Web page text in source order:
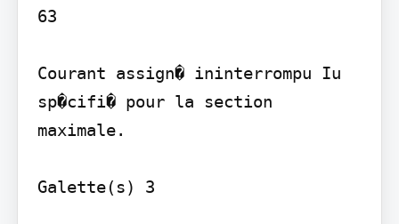
63
Courant assign� ininterrompu Iu
sp�cifi� pour la section
maximale.
Galette(s) 3